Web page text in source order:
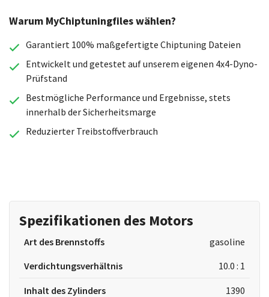
Suchen Sie nach einem anderen Modell?
Warum MyChiptuningfiles wählen?
Garantiert 100% maßgefertigte Chiptuning Dateien
Entwickelt und getestet auf unserem eigenen 4x4-Dyno-
Prüfstand
Bestmögliche Performance und Ergebnisse, stets
innerhalb der Sicherheitsmarge
Reduzierter Treibstoffverbrauch
Spezifikationen des Motors
Art des Brennstoffs
gasoline
Verdichtungsverhältnis
10.0 : 1
Inhalt des Zylinders
1390